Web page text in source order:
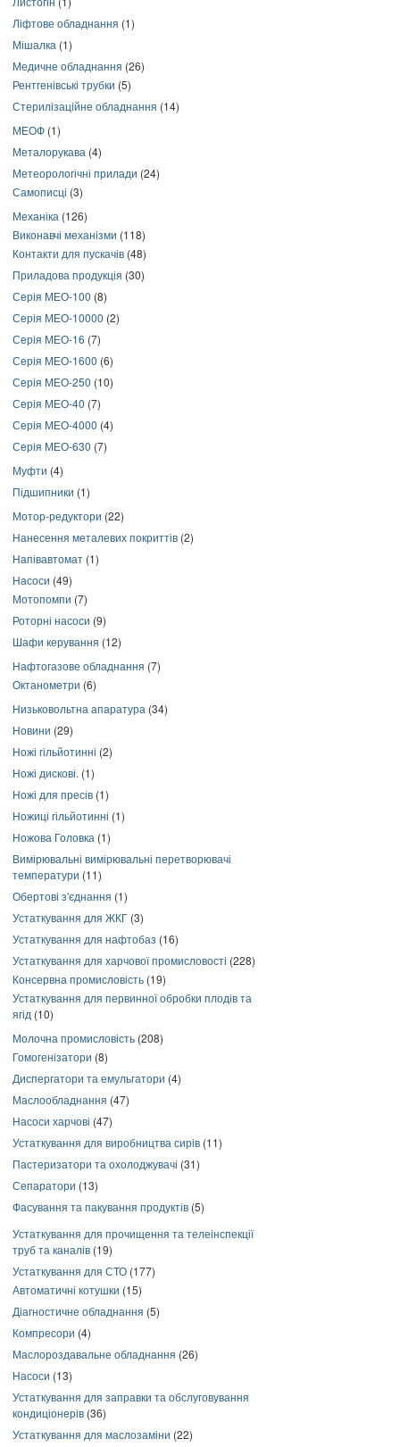
Ліфтове обладнання (1)
Мішалка (1)
Медичне обладнання (26)
Рентгенівські трубки (5)
Стерилізаційне обладнання (14)
МЕОФ (1)
Металорукава (4)
Метеорологічні прилади (24)
Самописці (3)
Механіка (126)
Виконавчі механізми (118)
Контакти для пускачів (48)
Приладова продукція (30)
Серія МЕО-100 (8)
Серія МЕО-10000 (2)
Серія МЕО-16 (7)
Серія МЕО-1600 (6)
Серія МЕО-250 (10)
Серія МЕО-40 (7)
Серія МЕО-4000 (4)
Серія МЕО-630 (7)
Муфти (4)
Підшипники (1)
Мотор-редуктори (22)
Нанесення металевих покриттів (2)
Напівавтомат (1)
Насоси (49)
Мотопомпи (7)
Роторні насоси (9)
Шафи керування (12)
Нафтогазове обладнання (7)
Октанометри (6)
Низьковольтна апаратура (34)
Новини (29)
Ножі гільйотинні (2)
Ножі дискові. (1)
Ножі для пресів (1)
Ножиці гільйотинні (1)
Ножова Головка (1)
Вимірювальні вимірювальні перетворювачі
температури (11)
Обертові з'єднання (1)
Устаткування для ЖКГ (3)
Устаткування для нафтобаз (16)
Устаткування для харчової промисловості (228)
Консервна промисловість (19)
Устаткування для первинної обробки плодів та
ягід (10)
Молочна промисловість (208)
Гомогенізатори (8)
Диспергатори та емульгатори (4)
Маслообладнання (47)
Насоси харчові (47)
Устаткування для виробництва сирів (11)
Пастеризатори та охолоджувачі (31)
Сепаратори (13)
Фасування та пакування продуктів (5)
Устаткування для прочищення та телеінспекції
труб та каналів (19)
Устаткування для СТО (177)
Автоматичні котушки (15)
Діагностичне обладнання (5)
Компресори (4)
Маслороздавальне обладнання (26)
Насоси (13)
Устаткування для заправки та обслуговування
кондиціонерів (36)
Устаткування для маслозаміни (22)